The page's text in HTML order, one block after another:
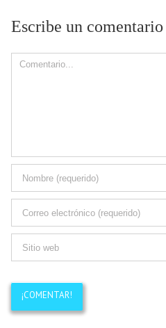
Escribe un comentario
Comment